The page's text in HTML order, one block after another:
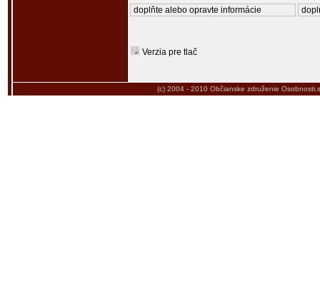
doplňte alebo opravte informácie
Verzia pre tlač
(c) 2004 - 2010 Občianske združenie